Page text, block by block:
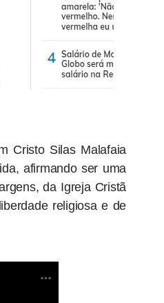
Cristo Silas Malafaia
afirmando ser uma
da Igreja Cristã
religiosa e de